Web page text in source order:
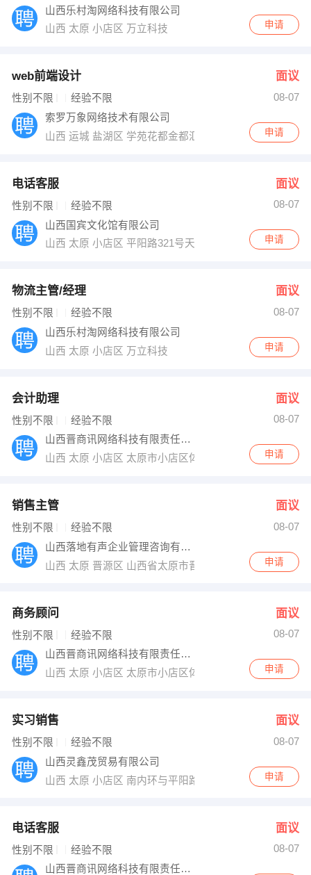
山西乐村淘网络科技有限公司
山西 太原 小店区 万立科技
申请
web前端设计 面议
性别不限 经验不限
08-07
索罗万象网络技术有限公司
山西 运城 盐湖区 学苑花都金都汇1355
申请
电话客服 面议
性别不限 经验不限
08-07
山西国宾文化馆有限公司
山西 太原 小店区 平阳路321号天鑫花园
申请
物流主管/经理 面议
性别不限 经验不限
08-07
山西乐村淘网络科技有限公司
山西 太原 小店区 万立科技
申请
会计助理 面议
性别不限 经验不限
08-07
山西晋商讯网络科技有限责任公司
山西 太原 小店区 太原市小店区体育路62号永利国际中心
申请
销售主管 面议
性别不限 经验不限
08-07
山西落地有声企业管理咨询有限公司
山西 太原 晋源区 山西省太原市晋源区集阜路1号鸿昇.时
申请
商务顾问 面议
性别不限 经验不限
08-07
山西晋商讯网络科技有限责任公司
山西 太原 小店区 太原市小店区体育路62号永利国际中心
申请
实习销售 面议
性别不限 经验不限
08-07
山西灵鑫茂贸易有限公司
山西 太原 小店区 南内环与平阳路交叉口赛格商务楼8楼
申请
电话客服 面议
性别不限 经验不限
08-07
山西晋商讯网络科技有限责任公司